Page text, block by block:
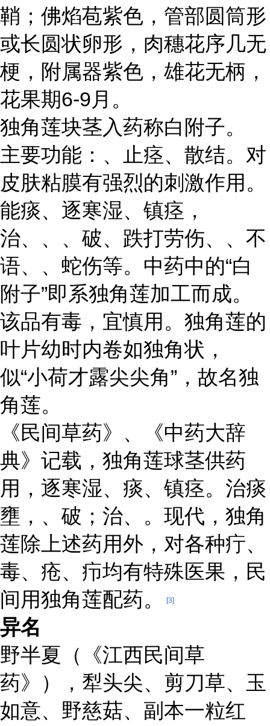
鞘；佛焰苞紫色，管部圆筒形
或长圆状卵形，肉穗花序几无
梗，附属器紫色，雄花无柄，
花果期6-9月。
独角莲块茎入药称白附子。
主要功能：、止痉、散结。对
皮肤粘膜有强烈的刺激作用。
能痰、逐寒湿、镇痉，
治、、、破、跌打劳伤、、不
语、、蛇伤等。中药中的“白
附子”即系独角莲加工而成。
该品有毒，宜慎用。独角莲的
叶片幼时内卷如独角状，
似“小荷才露尖尖角”，故名独
角莲。
《民间草药》、《中药大辞
典》记载，独角莲球茎供药
用，逐寒湿、痰、镇痉。治痰
壅，、破；治、。现代，独角
莲除上述药用外，对各种疔、
毒、疮、疖均有特殊医果，民
间用独角莲配药。
[3]
异名
野半夏（《江西民间草
药》），犁头尖、剪刀草、玉
如意、野慈菇、副本一粒红